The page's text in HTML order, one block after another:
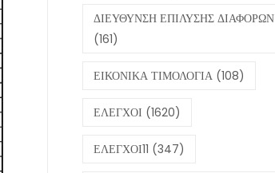
ΔΙΕΥΘΥΝΣΗ ΕΠΙΛΥΣΗΣ ΔΙΑΦΟΡΩΝ
(161)
ΕΙΚΟΝΙΚΑ ΤΙΜΟΛΟΓΙΑ (108)
ΕΛΕΓΧΟΙ (1620)
ΕΛΕΓΧΟΙ11 (347)